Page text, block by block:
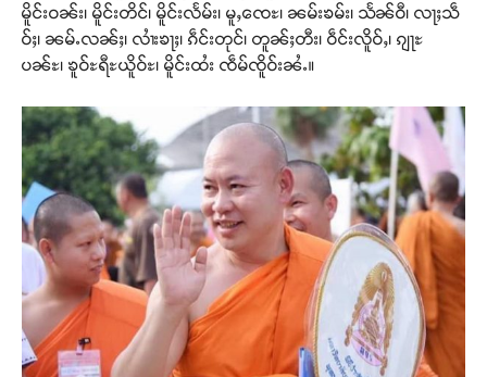
မိူင်းဝၼ်း၊ မိူင်းတိင်၊ မိူင်းလႅမ်း၊ မူႇၸေႊ၊ ၼမ်းၶမ်း၊ သႅၼ်ဝီ၊ လႃႈသဵ
ဝ်ႈ၊ ၼမ်ႉလၼ်ႈ၊ လၢႆးၶႃႈ၊ ၵဵင်းတုင်၊ တူၼ်ႈတီး၊ ဝဵင်းလိူဝ်ႇ၊ ၵျႃႊ
ပၼ်ႊ၊ ၶူဝ်ႊရီႊယိူဝ်ႊ၊ မိူင်းထႆး ၸဵမ်ၸိူဝ်းၼႆႉ။